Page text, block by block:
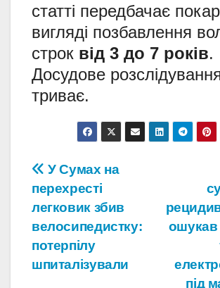
статті передбачає
вигляді позбавлення
строк від 3 до 7 років.
Досудове
триває.
Навігація
записів
ошукав
під
У Сумах на
перехресті
легковик збив
велосипедистку:
потерпілу
шпиталізували